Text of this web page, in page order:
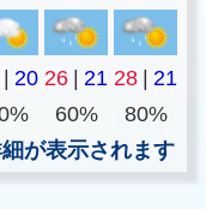
| 20 26 | 21 28 | 21
60%
80%
が表示されます